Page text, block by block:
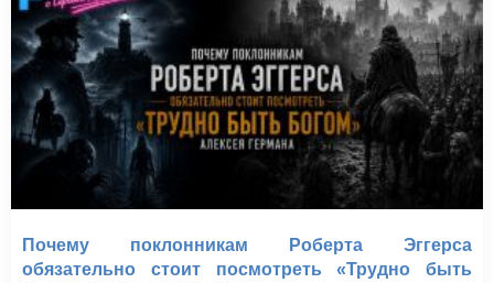
Почему поклонникам Роберта Эггерса
обязательно стоит посмотреть «Трудно быть